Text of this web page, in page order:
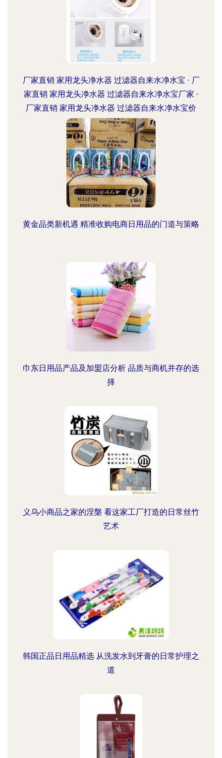
厂家直销 家用龙头净水器 过滤器自来水净水宝 - 厂
家直销 家用龙头净水器 过滤器自来水净水宝厂家 -
厂家直销 家用龙头净水器 过滤器自来水净水宝价
格 - 义乌市开拓日用品厂 -
黄金品类新机遇 精准收购电商日用品的门道与策略
巾东日用品产品及加盟店分析 品质与商机并存的选
择
义乌小商品之家的涅槃 看这家工厂打造的日常丝竹
艺术
韩国正品日用品精选 从洗发水到牙膏的日常护理之
道